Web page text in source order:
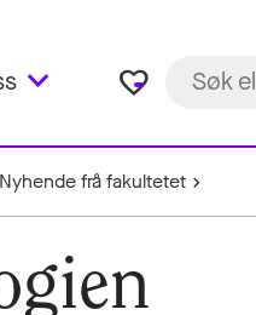
favorite_border
Nyhende frå fakultetet